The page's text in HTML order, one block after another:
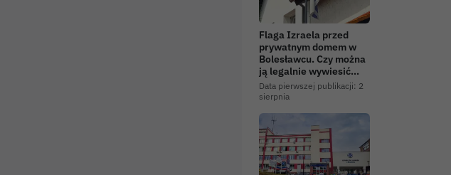
Flaga Izraela przed
prywatnym domem w
Bolesławcu. Czy można
ją legalnie wywiesić…
Data pierwszej publikacji: 2
sierpnia